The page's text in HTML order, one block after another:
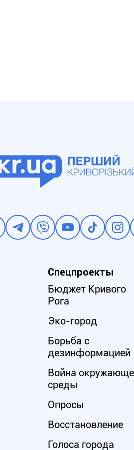
Спецпроекты
Бюджет Кривого
Рога
Эко-город
Борьба с
дезинформацией
Война
среды
Опросы
Восстановление
Голоса города